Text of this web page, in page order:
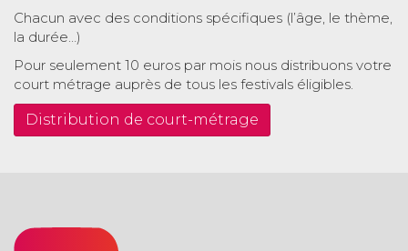
Chacun avec des conditions spécifiques (l’âge, le thème,
la durée…)
Pour seulement 10 euros par mois nous distribuons votre
court métrage auprès de tous les festivals éligibles.
Distribution de court-métrage